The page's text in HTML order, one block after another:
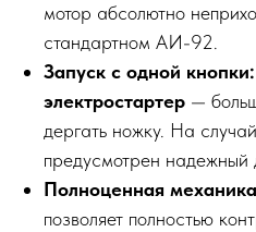
мотор абсолютно
стандартном АИ-92.
Запуск с одной кнопки:
электростартер —
дергать ножку. На
предусмотрен надежный
Полноценная
позволяет полностью